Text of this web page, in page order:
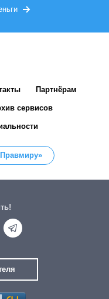
Партнёрам
сервисов